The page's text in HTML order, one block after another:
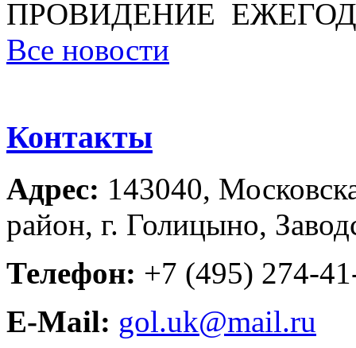
ПРОВИДЕНИЕ
Все новости
Контакты
Адрес: 143040,
район, г. Голицыно,
Телефон: +7 (495) 274-
E-Mail: gol.uk@mail.ru